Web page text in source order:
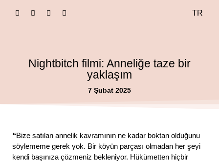
TR
Nightbitch filmi: Anneliğe taze bir
yaklaşım
7 Şubat 2025
❝Bize satılan annelik kavramının ne kadar boktan olduğunu
söylememe gerek yok. Bir köyün parçası olmadan her şeyi
kendi başınıza çözmeniz bekleniyor. Hükümetten hiçbir